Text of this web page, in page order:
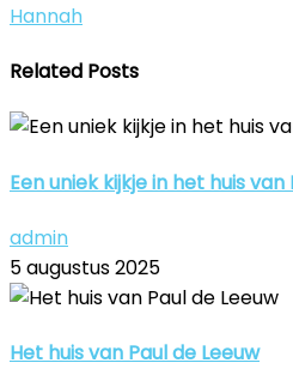
Hannah
Related Posts
Een uniek kijkje in het huis van
admin
5 augustus 2025
Het huis van Paul de Leeuw